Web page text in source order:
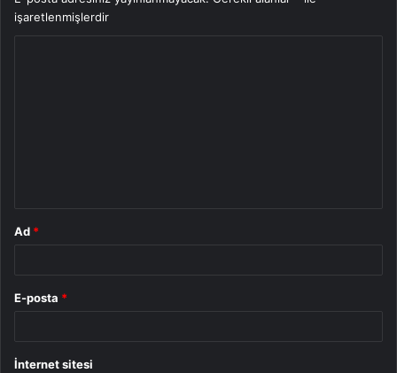
işaretlenmişlerdir
Ad *
E-posta *
İnternet sitesi